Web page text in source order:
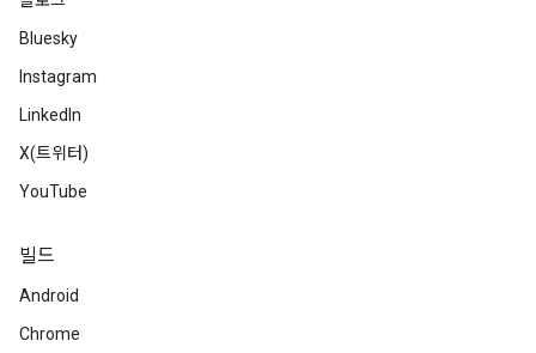
Bluesky
Instagram
LinkedIn
X(트위터)
YouTube
빌드
Android
Chrome